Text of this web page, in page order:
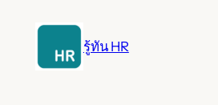
รู้ทัน HR